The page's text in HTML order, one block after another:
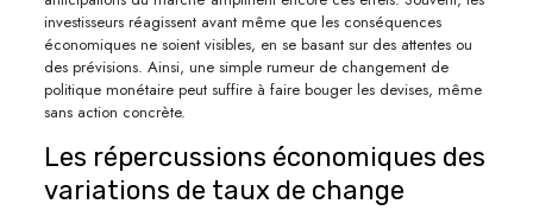
investisseurs réagissent avant même que les conséquences
économiques ne soient visibles, en se basant sur des attentes ou
des prévisions. Ainsi, une simple rumeur de changement de
politique monétaire peut suffire à faire bouger les devises, même
sans action concrète.
Les répercussions économiques des
variations de taux de change